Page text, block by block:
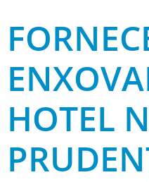
HOTEL